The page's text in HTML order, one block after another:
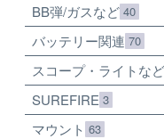
BB弾/ガスなど 40
バッテリー関連 70
スコープ・ライトなど
SUREFIRE 3
マウント 63